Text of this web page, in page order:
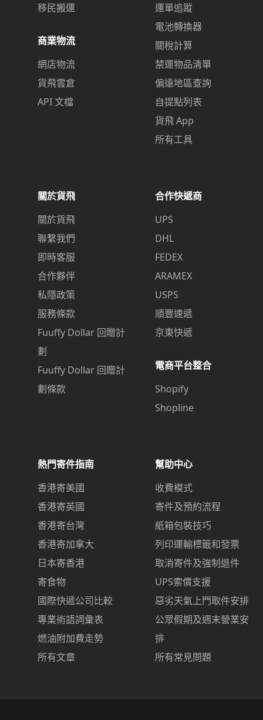
移民搬運
商業物流
網店物流
貨飛雲倉
API 文檔
運單追蹤
電池轉換器
關稅計算
禁運物品清單
偏遠地區查詢
自提點列表
貨飛 App
所有工具
關於貨飛
關於貨飛
聯繫我們
即時客服
合作夥伴
私隱政策
服務條款
Fuuffy Dollar 回贈計
劃
Fuuffy Dollar 回贈計
劃條款
合作快遞商
UPS
DHL
FEDEX
ARAMEX
USPS
順豐速遞
京東快遞
電商平台整合
Shopify
Shopline
熱門寄件指南
香港寄美國
香港寄英國
香港寄台灣
香港寄加拿大
日本寄香港
寄食物
國際快遞公司比較
專業術語詞彙表
燃油附加費走勢
所有文章
幫助中心
收費模式
寄件及預約流程
紙箱包裝技巧
列印運輸標籤和發票
取消寄件及強制退件
UPS索償支援
惡劣天氣上門取件安排
公眾假期及週末營業安
排
所有常見問題